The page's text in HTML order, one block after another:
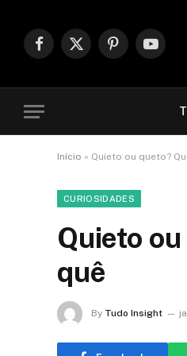
Facebook
X
Pinterest
Início » Quieto ou queto?
CURIOSIDADES
Quieto
quê
By Tudo Insight